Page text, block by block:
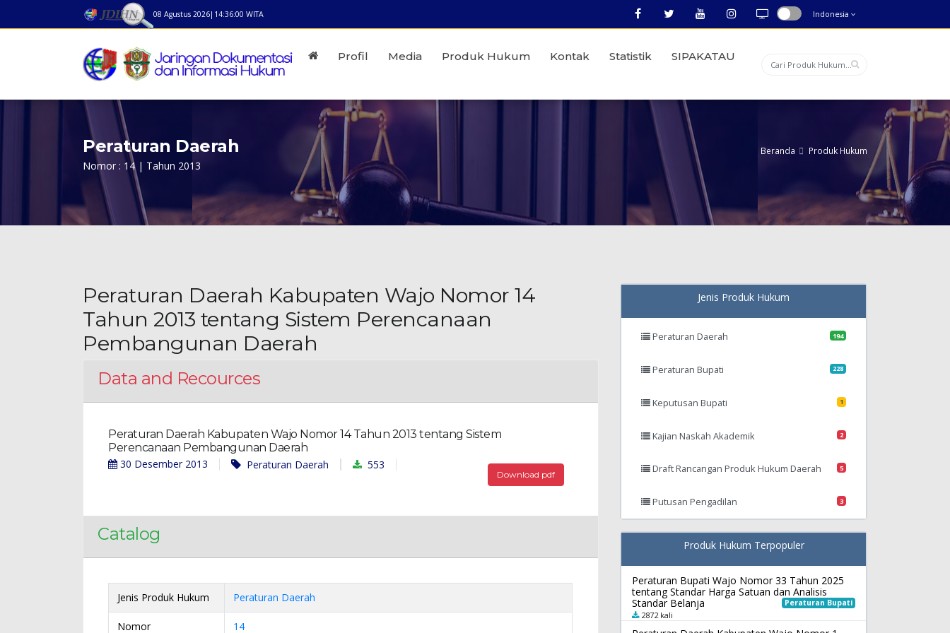
08 Agustus 2026| 14:36:00 WITA Indonesia
Profil Media Produk Hukum Kontak Statistik SIPAKATAU
Peraturan Daerah
Nomor : 14 | Tahun 2013
Beranda Produk Hukum
Peraturan Daerah Kabupaten Wajo Nomor 14
Tahun 2013 tentang Sistem Perencanaan
Pembangunan Daerah
Data and Recources
Peraturan Daerah Kabupaten Wajo Nomor 14 Tahun 2013 tentang Sistem
Perencanaan Pembangunan Daerah
Download pdf
30 Desember 2013 Peraturan Daerah 553
Catalog
Jenis Produk Hukum Peraturan Daerah
Nomor 14
Jenis Produk Hukum
Peraturan Daerah 194
Peraturan Bupati 228
Keputusan Bupati 1
Kajian Naskah Akademik 2
Draft Rancangan Produk Hukum Daerah 5
Putusan Pengadilan 3
Produk Hukum Terpopuler
Peraturan Bupati Wajo Nomor 33 Tahun 2025
tentang Standar Harga Satuan dan Analisis
Standar Belanja
Peraturan Bupati
2872 kali